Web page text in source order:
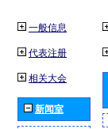
一般信息
代表注册
相关大会
新闻室